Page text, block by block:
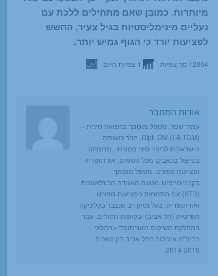
מיותרות. כמובן שאם מתחילים ללכת עם
נעליים מינימליסטיות בגיל צעיר, החשש
לפציעות יורד כי הגוף גמיש יותר.
12804 סך צפיות 1 צפיות היום
אודות המחבר
עמיר שפר, מטפל מוסמך ברפואה סינית -
Dipl. CM (I.A.TCM), חבר באגודה
הישראלית לריפוי סיני מסורתי. מתמחה
בטיפול בכאבים מכל הסוגים, אורתופדיה
ופציעות ספורט. מטפל מוסמך
בקינזיוטייפינג מטעם האגודה הבינלאומית
(KT3) עם התמחות בפציעות ספורט
ואורתופדיה. בעל נסיון רב שנצבר בקליניקה
הפרטית (תל אביב) ובקופות החולים. עבד
במחלקת השיקום האורתופדי-נוירולגי
בביה"ח איכילוב בתל אביב בין השנים
2014-2016.